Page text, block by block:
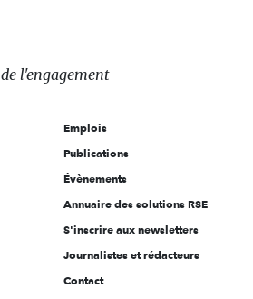
de l'engagement
Emplois
Publications
Évènements
Annuaire des solutions RSE
S'inscrire aux newsletters
Journalistes et rédacteurs
Contact